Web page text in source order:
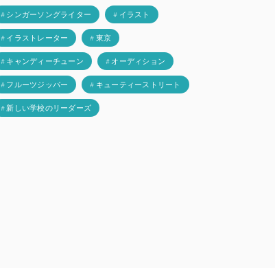
# シンガーソングライター # イラスト
# イラストレーター # 東京
# キャンディーチューン # オーディション
# フルーツジッパー # キューティーストリート
# 新しい学校のリーダーズ